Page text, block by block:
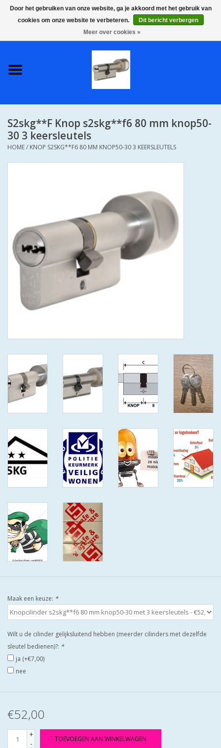
0 Artikelen - €0,00
S2 COMPLETE VEILIGE
SKG**
IEDERE GEWENSTE MAAT MET
S2 CILINDERSLOTEN IN IEDERE
GEWENSTE MAAT MET
KEERSLEUTEL
(GAATJES)VEILIGE
GENUMMERDE SLEUTELS
ISEO F 6 EXTRA S
VEILIGE SLEUTELS SKG***
ISEO F 6 EXTRA S
ANTIKERNTREK IN IEDERE
ISEO F9 ANTIKERNTREK IN
IEDERE GEWENSTE MAAT MET
GEWONE SLEUTELS MET
CERTIFICAAT SKG***
BOLD ELECTRONISCHE
CILINDERS OPEN JE SLOT MET
TELEFOON OF CLICKER WIFI
AFSTAND.
DEURSCHILDEN VOOR
BUITEN
waakborden
S2skg**F Knop s2skg**f6 80 mm knop50-
30 3 keersleutels
HOME/ KNOP S2SKG**F6 80 MM KNOP50-30 3 KEERSLEUTELS
Maak een keuze: *
Wilt u de cilinder gelijksluitend hebben (meerder cilinders met dezelfde
sleutel bedienen)?: *
ja (+€7,00)
nee
€52,00
+
-
TOEVOEGEN AAN WINKELWAGEN
Door het gebruiken van onze website, ga je akkoord met het gebruik van
cookies om onze website te verbeteren.
Dit bericht verbergen
Meer over cookies »